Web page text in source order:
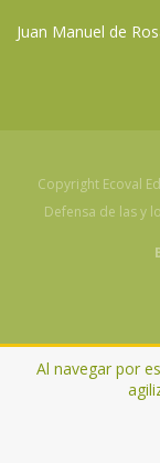
Al navegar por
Juan Manuel de
Copyright Ecoval
Defensa de las y